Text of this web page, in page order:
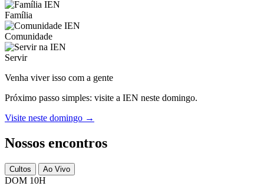
Família
Comunidade
Servir
Venha viver isso com a gente
Próximo passo simples: visite a IEN neste domingo.
Visite neste domingo →
Nossos encontros
Cultos Ao Vivo
DOM 10H